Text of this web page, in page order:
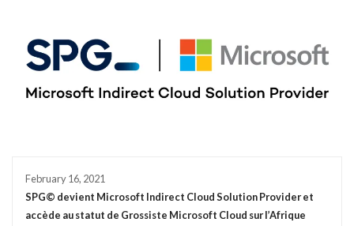
February 16, 2021
SPG© devient Microsoft Indirect Cloud Solution Provider et
accède au statut de Grossiste Microsoft Cloud sur l’Afrique